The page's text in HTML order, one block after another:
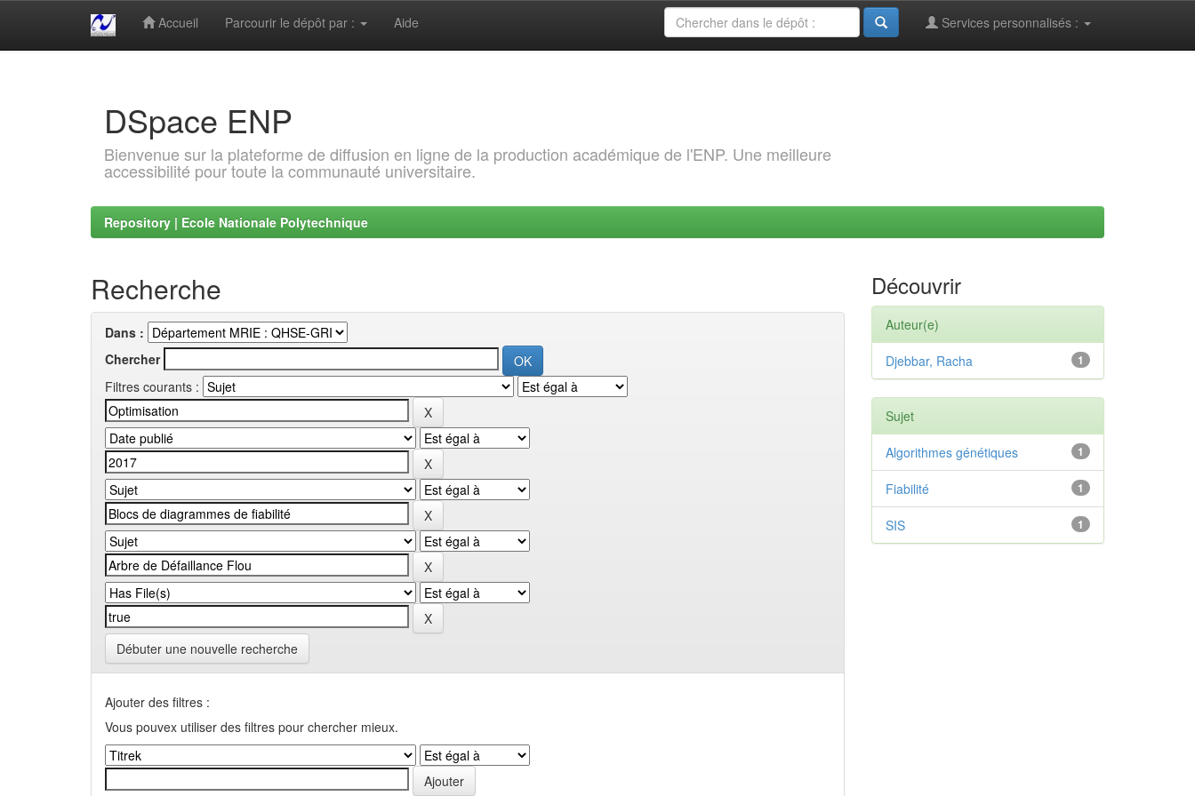
Accueil Parcourir le dépôt par : Aide Services personnalisés :
DSpace ENP
Bienvenue sur la plateforme de diffusion en ligne de la production académique de l'ENP. Une meilleure
accessibilité pour toute la communauté universitaire.
Repository | Ecole Nationale Polytechnique
Recherche
Dans :
Chercher
Filtres courants :
Débuter une nouvelle recherche
Ajouter des filtres :
Vous pouvex utiliser des filtres pour chercher mieux.
Découvrir
Auteur(e)
1
Djebbar, Racha
Sujet
1
Algorithmes génétiques
1
Fiabilité
1
SIS